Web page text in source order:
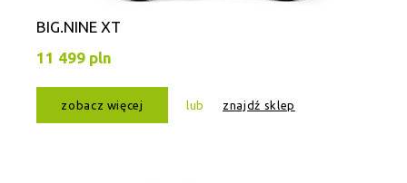
BIG.NINE XT
11 499 pln
zobacz więcej lub znajdź sklep